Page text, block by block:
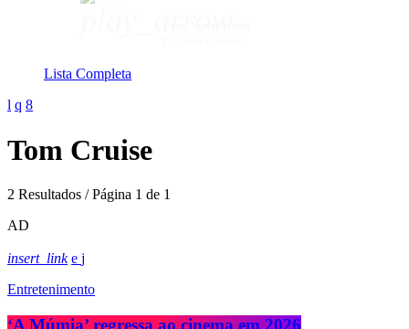
Lista Completa
Tom Cruise
2 Resultados / Página 1 de 1
AD
insert_link
Entretenimento
‘A Múmia’ regressa ao cinema em 2026